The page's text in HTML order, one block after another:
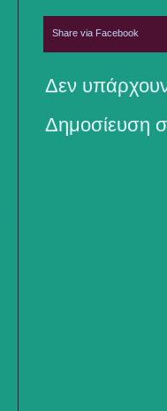
Share via Facebook
Δεν
Δημοσίευση